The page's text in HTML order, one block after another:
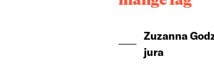
Zuzanna
jura